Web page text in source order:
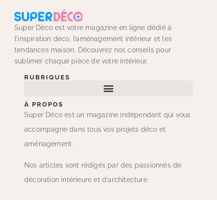
Super Déco est votre magazine en ligne dédié à
l’inspiration déco, l’aménagement intérieur et les
tendances maison. Découvrez nos conseils pour
sublimer chaque pièce de votre intérieur.
RUBRIQUES
À PROPOS
Super Déco est un magazine indépendant qui vous
accompagne dans tous vos projets déco et
aménagement.
Nos articles sont rédigés par des passionnés de
décoration intérieure et d’architecture.